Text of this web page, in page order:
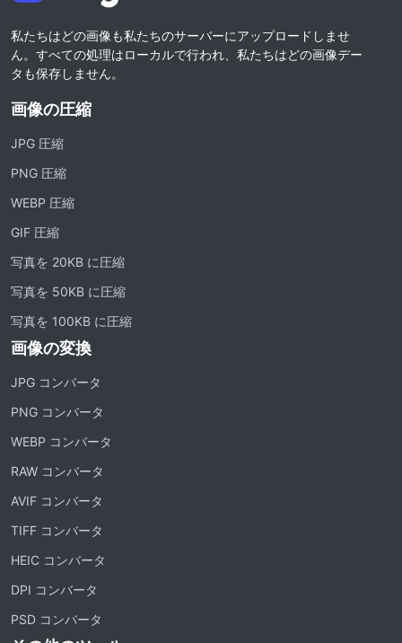
私たちはどの画像も私たちのサーバーにアップロードしませ
ん。すべての処理はローカルで行われ、私たちはどの画像デー
タも保存しません。
画像の圧縮
JPG 圧縮
PNG 圧縮
WEBP 圧縮
GIF 圧縮
写真を 20KB に圧縮
写真を 50KB に圧縮
写真を 100KB に圧縮
画像の変換
JPG コンバータ
PNG コンバータ
WEBP コンバータ
RAW コンバータ
AVIF コンバータ
TIFF コンバータ
HEIC コンバータ
DPI コンバータ
PSD コンバータ